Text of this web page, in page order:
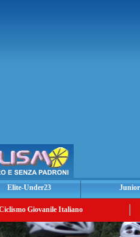
Elite-Under23
Giovanile Italiano